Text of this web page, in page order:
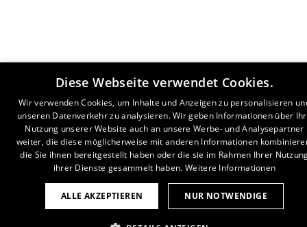
Diese Webseite verwendet Cookies.
Wir verwenden Cookies, um Inhalte und Anzeigen zu personalisieren
unseren Datenverkehr zu analysieren. Wir geben Informationen über
Nutzung unserer Website auch an unsere Werbe- und Analysepartner
weiter, die diese möglicherweise mit anderen Informationen
die Sie ihnen bereitgestellt haben oder die sie im Rahmen Ihrer
ihrer Dienste gesammelt haben. Weitere Informationen
ALLE AKZEPTIEREN NUR NOTWENDIGE